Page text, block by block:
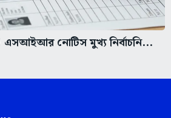
নোটিস মুখ্য নির্বাচনি...